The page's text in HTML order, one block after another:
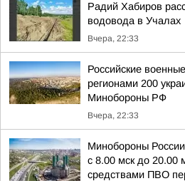
Радий Хабиров
водовода в Учалах
Вчера, 22:33
Российские
регионами 200
Минобороны РФ
Вчера, 22:33
Минобороны
с 8.00 мск до 20.00
средствами ПВО